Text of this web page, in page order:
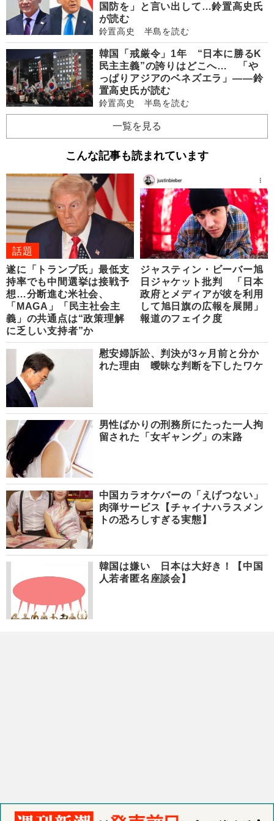
国防を」と言い出して…鈴置高史氏
が読む
鈴置高史 半島を読む
韓国「戒厳令」1年 “日本に勝るK
民主主義”の誇りはどこへ… 「や
っぱりアジアのベネズエラ」――鈴
置高史氏が読む
鈴置高史 半島を読む
一覧を見る
こんな記事も読まれています
話題
遂に「トランプ氏」最低支
持率でも中間選挙は接戦予
想…分断進む米社会、
「MAGA」「民主社会主
義」の共通点は“政策理解
に乏しい支持者”か
ジャスティン・ビーバー旭
日ジャケット批判 「日本
政府とメディアが彼を利用
して旭日旗の広報を展開」
報道のフェイク度
慰安婦訴訟、判決が3ヶ月前と分か
れた理由 曖昧な判断を下したワケ
男性ばかりの刑務所にたった一人拘
留された「女ギャング」の末路
中国カラオケバーの「えげつない」
肉弾サービス【チャイナハラスメン
トの恐ろしすぎる実態】
韓国は嫌い 日本は大好き！【中国
人若者匿名座談会】